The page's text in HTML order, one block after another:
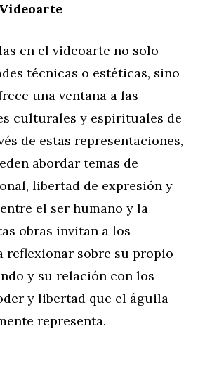
en el videoarte no solo
técnicas o estéticas, sino
una ventana a las
culturales y espirituales de
de estas representaciones,
abordar temas de
libertad de expresión y
el ser humano y la
obras invitan a los
reflexionar sobre su propio
y su relación con los
y libertad que el águila
representa.